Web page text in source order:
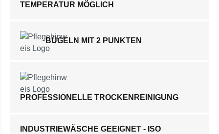
TEMPERATUR MÖGLICH
BÜGELN MIT 2 PUNKTEN
PROFESSIONELLE TROCKENREINIGUNG
INDUSTRIEWÄSCHE GEEIGNET - ISO